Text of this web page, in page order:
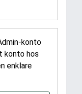
konto
konto hos
enklare